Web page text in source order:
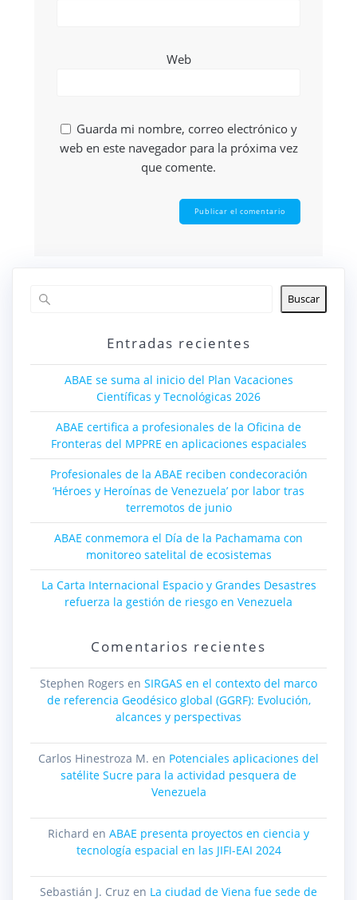
Web
Guarda mi nombre, correo electrónico y
web en este navegador para la próxima vez
que comente.
Buscar
Entradas recientes
ABAE se suma al inicio del Plan Vacaciones
Científicas y Tecnológicas 2026
ABAE certifica a profesionales de la Oficina de
Fronteras del MPPRE en aplicaciones espaciales
Profesionales de la ABAE reciben condecoración
‘Héroes y Heroínas de Venezuela’ por labor tras
terremotos de junio
ABAE conmemora el Día de la Pachamama con
monitoreo satelital de ecosistemas
La Carta Internacional Espacio y Grandes Desastres
refuerza la gestión de riesgo en Venezuela
Comentarios recientes
Stephen Rogers en SIRGAS en el contexto del marco
de referencia Geodésico global (GGRF): Evolución,
alcances y perspectivas
Carlos Hinestroza M. en Potenciales aplicaciones del
satélite Sucre para la actividad pesquera de
Venezuela
Richard en ABAE presenta proyectos en ciencia y
tecnología espacial en las JIFI-EAI 2024
Sebastián J. Cruz en La ciudad de Viena fue sede de